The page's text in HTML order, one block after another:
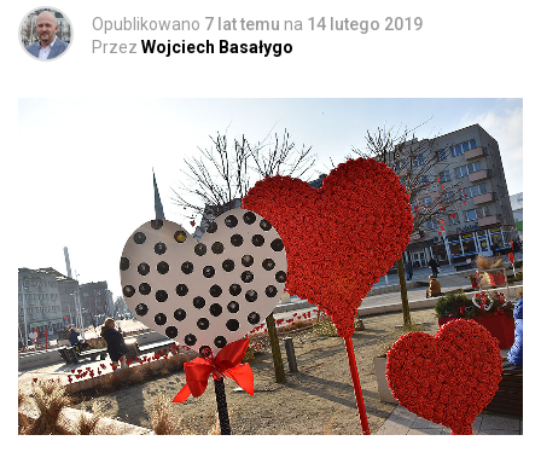
Opublikowano 7 lat temu na 14 lutego 2019
Przez Wojciech Basałygo